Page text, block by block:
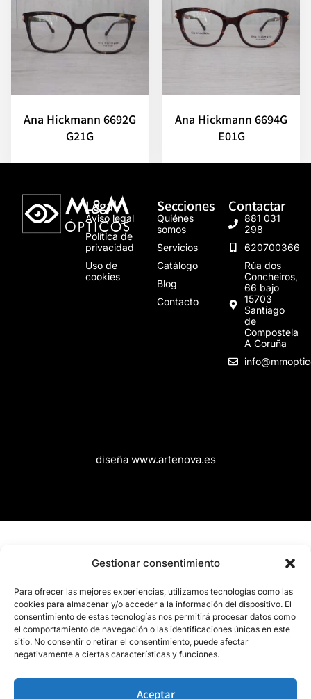
Gestionar consentimiento
Para ofrecer las mejores experiencias, utilizamos tecnologías como las
cookies para almacenar y/o acceder a la información del dispositivo. El
consentimiento de estas tecnologías nos permitirá procesar datos como
el comportamiento de navegación o las identificaciones únicas en este
sitio. No consentir o retirar el consentimiento, puede afectar
negativamente a ciertas características y funciones.
Aceptar
Ana Hickmann 6692G
G21G
Ana Hickmann 6694G
E01G
Legal
Aviso legal
Política de
privacidad
Uso de
cookies
Secciones
Quiénes
somos
Servicios
Catálogo
Blog
Contacto
Contactar
881 031
298
620700366
Rúa dos
Concheiros,
66 bajo
15703
Santiago
de
Compostela
A Coruña
diseña www.artenova.es